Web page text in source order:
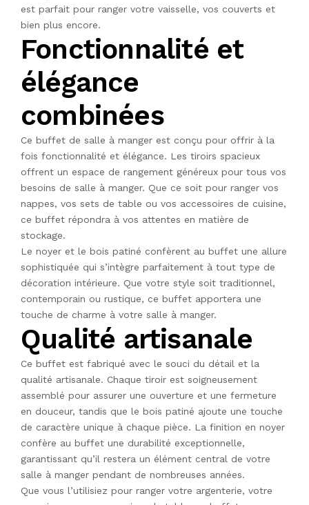
est parfait pour ranger votre vaisselle, vos couverts et
bien plus encore.
Fonctionnalité et
élégance
combinées
Ce buffet de salle à manger est conçu pour offrir à la
fois fonctionnalité et élégance. Les tiroirs spacieux
offrent un espace de rangement généreux pour tous vos
besoins de salle à manger. Que ce soit pour ranger vos
nappes, vos sets de table ou vos accessoires de cuisine,
ce buffet répondra à vos attentes en matière de
stockage.
Le noyer et le bois patiné confèrent au buffet une allure
sophistiquée qui s’intègre parfaitement à tout type de
décoration intérieure. Que votre style soit traditionnel,
contemporain ou rustique, ce buffet apportera une
touche de charme à votre salle à manger.
Qualité artisanale
Ce buffet est fabriqué avec le souci du détail et la
qualité artisanale. Chaque tiroir est soigneusement
assemblé pour assurer une ouverture et une fermeture
en douceur, tandis que le bois patiné ajoute une touche
de caractère unique à chaque pièce. La finition en noyer
confère au buffet une durabilité exceptionnelle,
garantissant qu’il restera un élément central de votre
salle à manger pendant de nombreuses années.
Que vous l’utilisiez pour ranger votre argenterie, votre